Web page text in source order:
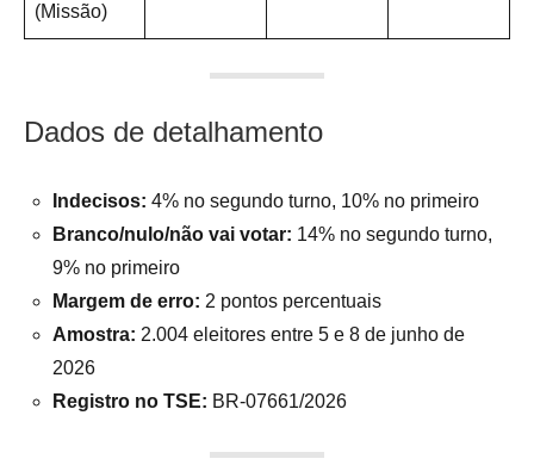
(Missão)
Dados de detalhamento
Indecisos: 4% no segundo turno, 10% no primeiro
Branco/nulo/não vai votar: 14% no segundo turno,
9% no primeiro
Margem de erro: 2 pontos percentuais
Amostra: 2.004 eleitores entre 5 e 8 de junho de
2026
Registro no TSE: BR-07661/2026